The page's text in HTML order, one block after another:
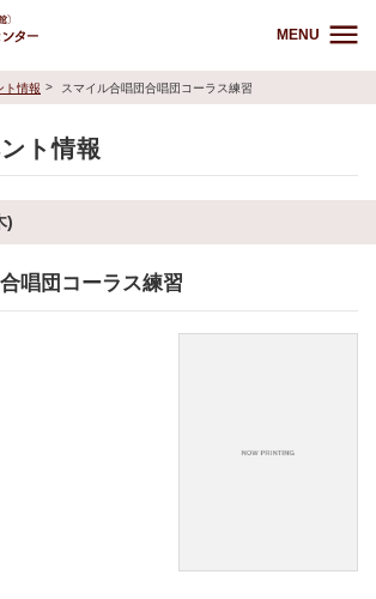
MENU
ト情報 スマイル合唱団合唱団コーラス練習
ト情報
)
唱団コーラス練習